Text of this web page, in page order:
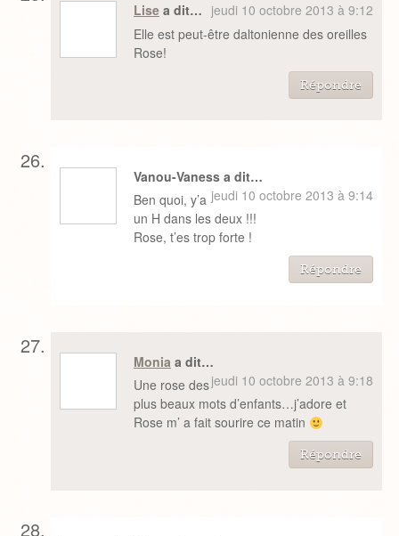
Lisea dit… jeudi 10 octobre 2013 à 9:12
Elle est peut-être daltonienne des oreilles
Rose!
Répondre
Vanou-Vaness a dit…
jeudi 10 octobre 2013 à 9:14
Ben quoi, y’a
un H dans les deux !!!
Rose, t’es trop forte !
Répondre
Monia a dit…
jeudi 10 octobre 2013 à 9:18
Une rose des
plus beaux mots d’enfants…j’adore et
Rose m’ a fait sourire ce matin
Répondre